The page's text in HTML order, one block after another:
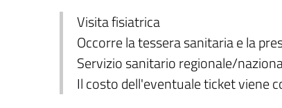
Visita fisiatrica
Occorre la tessera sanitaria e la
Servizio sanitario regionale/
Il costo dell'eventuale ticket viene